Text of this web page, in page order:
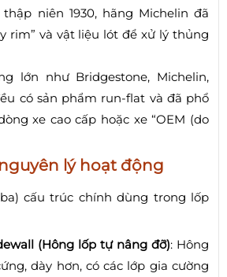
niên 1930, hãng Michelin đã
rim” và vật liệu lót để xử lý thủng
lớn như Bridgestone, Michelin,
có sản phẩm run-flat và đã phổ
xe cao cấp hoặc xe “OEM (do
nguyên lý hoạt động
cấu trúc chính dùng trong lốp
(Hông lốp tự nâng đỡ): Hông
dày hơn, có các lớp gia cường